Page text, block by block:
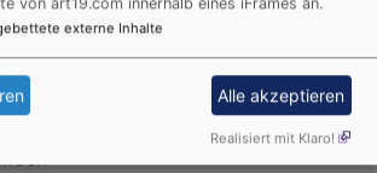
- "Unterm Regenbogen"
von art19.com innerhalb eines iFrames an.
externe Inhalte
Alle akzeptieren
Realisiert mit Klaro!